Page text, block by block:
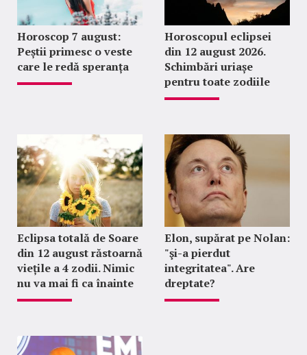
Horoscop 7 august:
Peștii primesc o veste
care le redă speranța
Horoscopul eclipsei
din 12 august 2026.
Schimbări uriașe
pentru toate zodiile
Eclipsa totală de Soare
din 12 august răstoarnă
viețile a 4 zodii. Nimic
nu va mai fi ca înainte
Elon, supărat pe Nolan:
"şi-a pierdut
integritatea". Are
dreptate?